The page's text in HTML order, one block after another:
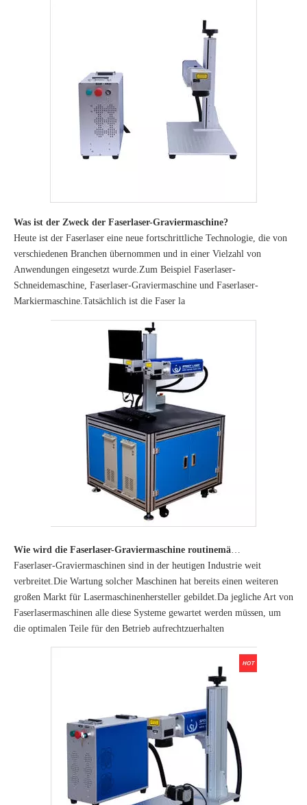
Was ist der Zweck der Faserlaser-Graviermaschine?
Heute ist der Faserlaser eine neue fortschrittliche Technologie, die von
verschiedenen Branchen übernommen und in einer Vielzahl von
Anwendungen eingesetzt wurde.Zum Beispiel Faserlaser-
Schneidemaschine, Faserlaser-Graviermaschine und Faserlaser-
Markiermaschine.Tatsächlich ist die Faser la
Wie wird die Faserlaser-Graviermaschine routinemäßig gewartet?
Faserlaser-Graviermaschinen sind in der heutigen Industrie weit
verbreitet.Die Wartung solcher Maschinen hat bereits einen weiteren
großen Markt für Lasermaschinenhersteller gebildet.Da jegliche Art von
Faserlasermaschinen alle diese Systeme gewartet werden müssen, um
die optimalen Teile für den Betrieb aufrechtzuerhalten